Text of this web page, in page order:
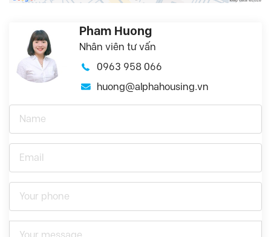
Pham Huong
Nhân viên tư vấn
0963 958 066
huong@alphahousing.vn